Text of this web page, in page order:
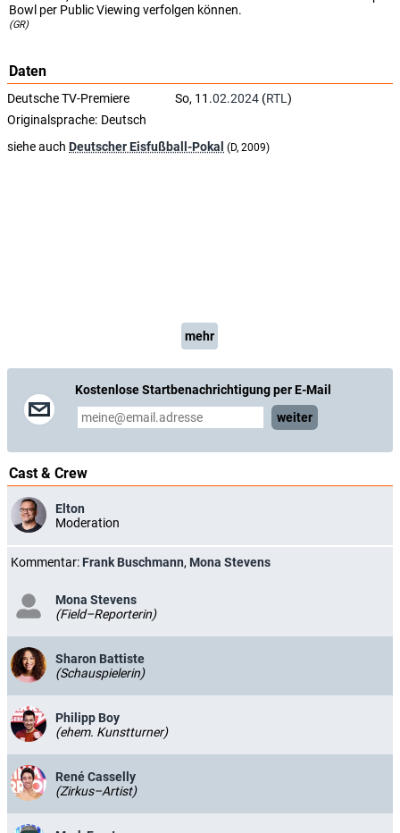
Bowl per Public Viewing verfolgen können.
(GR)
Daten
Deutsche TV-Premiere So, 11.02.2024 (RTL )
Originalsprache: Deutsch
siehe auch Deutscher Eisfußball-Pokal (D, 2009)
mehr
Kostenlose Startbenachrichtigung per E-Mail
weiter
Cast & Crew
Elton
Moderation
Kommentar: Frank Buschmann, Mona Stevens
Mona Stevens
(Field–Reporterin)
Sharon Battiste
(Schauspielerin)
Philipp Boy
(ehem. Kunstturner)
René Casselly
(Zirkus–Artist)